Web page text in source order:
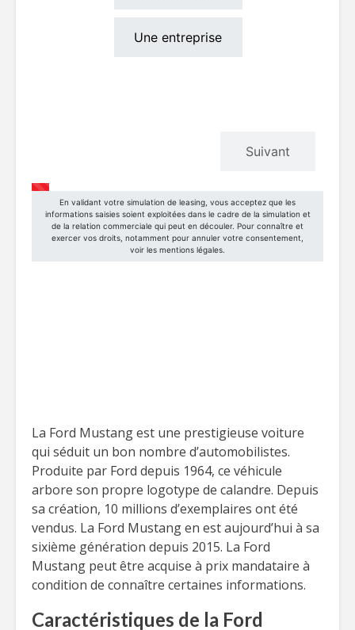
La Ford Mustang est une prestigieuse voiture
qui séduit un bon nombre d’automobilistes.
Produite par Ford depuis 1964, ce véhicule
arbore son propre logotype de calandre. Depuis
sa création, 10 millions d’exemplaires ont été
vendus. La Ford Mustang en est aujourd’hui à sa
sixième génération depuis 2015. La Ford
Mustang peut être acquise à prix mandataire à
condition de connaître certaines informations.
Caractéristiques de la Ford